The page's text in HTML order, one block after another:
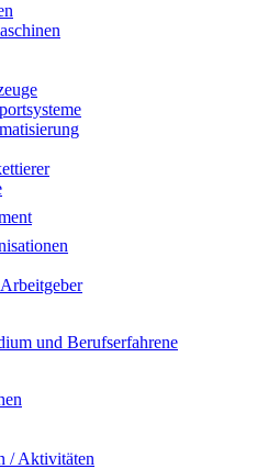
und Berufserfahrene
/ Aktivitäten